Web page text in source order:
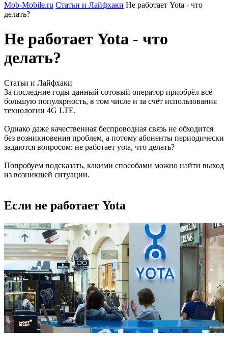
Mob-Mobile.ru Статьи и Лайфхаки Не работает Yota - что
делать?
Не работает Yota - что
делать?
Статьи и Лайфхаки
За последние годы данный сотовый оператор приобрёл всё
большую популярность, в том числе и за счёт использования
технологии 4G LTE.
Однако даже качественная беспроводная связь не обходится
без возникновения проблем, а потому абоненты периодически
задаются вопросом: не работает yota, что делать?
Попробуем подсказать, какими способами можно найти выход
из возникшей ситуации.
Если не работает Yota